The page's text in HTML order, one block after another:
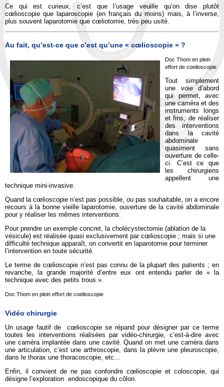
Ce qui est curieux, c’est que l’usage veuille qu’on dise plutôt
cœlioscopie que laparoscopie (en français du moins) mais, à l’inverse,
plus souvent laparotomie que cœliotomie, très peu usité.
Au fait, qu’est-ce que c’est qu’une « cœlioscopie » ?
Doc Thom en plein
effort de coelioscopie
Tout simplement
une voie d’abord
qui permet, avec
une caméra et des
instruments longs
et fins, de réaliser
des interventions
dans la cavité
abdominale
quasiment sans
ouverture de celle-
ci. C’est ce que
les chirurgiens
appellent une
technique mini-invasive.
Quand la cœlioscopie n’est pas possible, ou pas souhaitable, on a encore
recours à la bonne vieille laparotomie, ouverture de la cavité abdominale
pour y réaliser les mêmes interventions.
Pour prendre un exemple concret, la cholécystectomie (ablation de la
vésicule) est réalisée quasi exclusivement par cœlioscopie ; mais si une
difficulté technique apparaît, on convertit en laparotomie pour terminer
l’intervention en toute sécurité.
Le terme de cœlioscopie n’est pas connu de la plupart des patients ; en
revanche, la grande majorité d’entre eux ont entendu parler de « la
technique avec des petits trous ».
Doc Thom en plein effort de coelioscopie
Vidéo chirurgie
Un usage fautif de cœlioscopie se répand pour désigner par ce terme
toutes les interventions réalisées par vidéo-chirurgie, c’est-à-dire avec
une caméra implantée dans une cavité. Quand on met une caméra dans
une articulation, c’est une arthroscopie, dans la plèvre une pleuroscopie,
dans le thorax une thoracoscopie, etc…
Enfin, il convient de ne pas confondre cœlioscopie et coloscopie, qui
désigne l’exploration endoscopique du côlon.